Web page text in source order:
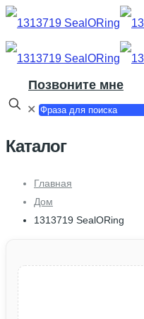
Позвоните мне
✕
Каталог
Главная
Дом
1313719 SealORing